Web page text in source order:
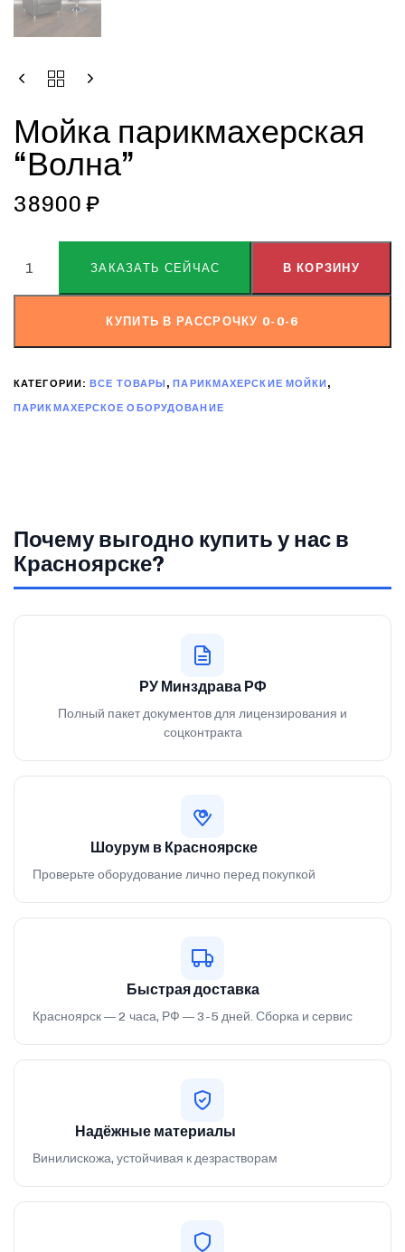
Мойка парикмахерская
“Волна”
38900 ₽
ЗАКАЗАТЬ СЕЙЧАС В КОРЗИНУ
КУПИТЬ В РАССРОЧКУ 0-0-6
КАТЕГОРИИ: ВСЕ ТОВАРЫ , ПАРИКМАХЕРСКИЕ МОЙКИ ,
ПАРИКМАХЕРСКОЕ ОБОРУДОВАНИЕ
Почему выгодно купить у нас в
Красноярске?
РУ Минздрава РФ
Полный пакет документов для лицензирования и
соцконтракта
Шоурум в Красноярске
Проверьте оборудование лично перед покупкой
Быстрая доставка
Красноярск — 2 часа, РФ — 3-5 дней. Сборка и сервис
Надёжные материалы
Винилискожа, устойчивая к дезрастворам